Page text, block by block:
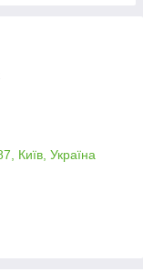
Київ, Україна